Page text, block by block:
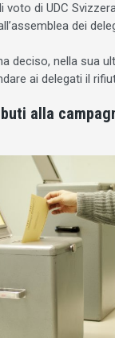
voto di UDC
dei
deciso, nella sua
ai delegati il
alla